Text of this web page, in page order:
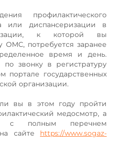
профилактического
или диспансеризации в
к которой вы
ОМС, потребуется заранее
время и день.
по звонку в регистратуру
портале государственных
организации.
вы в этом году пройти
медосмотр, а
с полным перечнем
сайте https://www.sogaz-